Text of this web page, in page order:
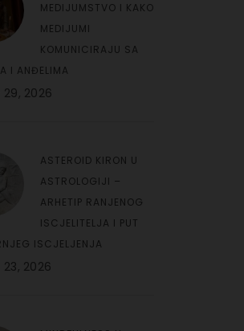
MEDIJUMSTVO I KAKO
MEDIJUMI
KOMUNICIRAJU SA
I ANĐELIMA
29, 2026
ASTEROID KIRON U
ASTROLOGIJI –
ARHETIP RANJENOG
ISCJELITELJA I PUT
ISCJELJENJA
23, 2026